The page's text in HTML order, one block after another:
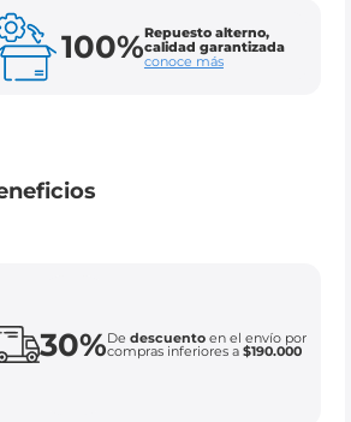
100%Repuesto alterno,
calidad garantizada
conoce más
30%De descuentoen el envío por
compras inferiores a $190.000